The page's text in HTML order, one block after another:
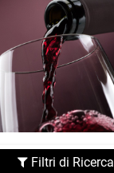
Filtri di Ricerca